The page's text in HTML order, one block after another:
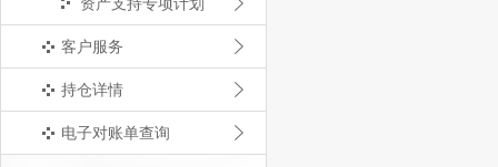
客户服务
持仓详情
电子对账单查询